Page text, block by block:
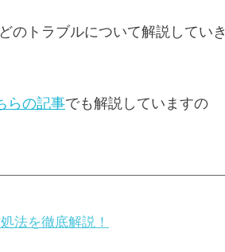
のトラブルについて解説していき
らの記事でも解説していますの
法を徹底解説！